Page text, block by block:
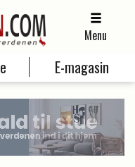
Menu
E-magasin